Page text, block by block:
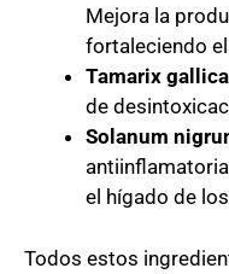
Mejora la
fortaleciendo
Tamarix
de
Solanum
el hígado de
Todos estos